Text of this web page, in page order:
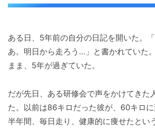
ある日、5年前の自分の日記を開いた。
あ。明日から走ろう…」と書かれていた
まま、5年が過ぎていた。
だが先日、ある研修会で声をかけてきた
た。以前は86キロだった彼が、60キロに
半年間、毎日走り、健康的に痩せたとい